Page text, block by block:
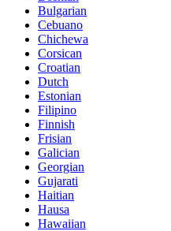
Bulgarian
Cebuano
Chichewa
Corsican
Croatian
Dutch
Estonian
Filipino
Finnish
Frisian
Galician
Georgian
Gujarati
Haitian
Hausa
Hawaiian